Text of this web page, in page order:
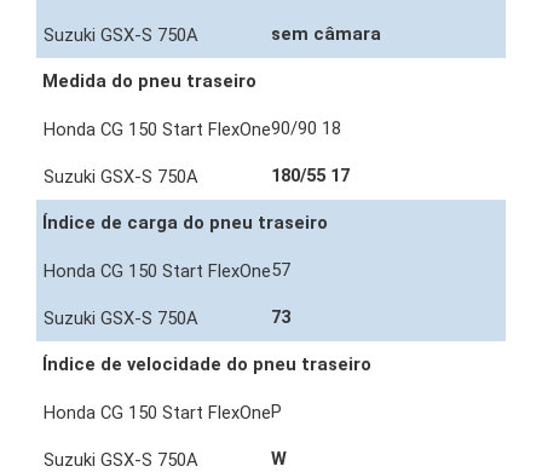
sem câmara
Medida do pneu traseiro
90/90 18
180/55 17
Índice de carga do pneu traseiro
57
73
Índice de velocidade do pneu traseiro
P
W